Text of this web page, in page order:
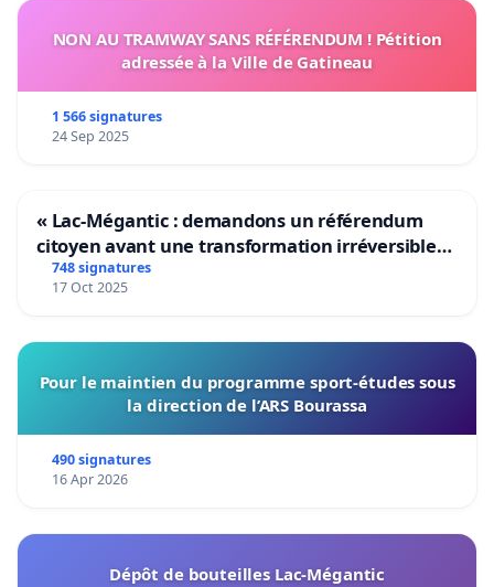
NON AU TRAMWAY SANS RÉFÉRENDUM ! Pétition
adressée à la Ville de Gatineau
1 566 signatures
24 Sep 2025
« Lac-Mégantic : demandons un référendum
citoyen avant une transformation irréversible
de notre territoire »
748 signatures
17 Oct 2025
Pour le maintien du programme sport-études sous
la direction de l’ARS Bourassa
490 signatures
16 Apr 2026
Dépôt de bouteilles Lac-Mégantic